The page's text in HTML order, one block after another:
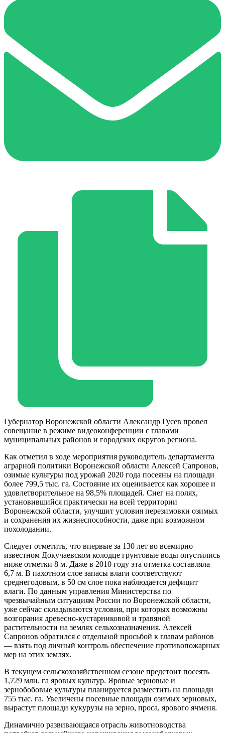
Губернатор Воронежской области Александр Гусев провел
совещание в режиме видеоконференции с главами
муниципальных районов и городских округов региона.
Как отметил в ходе мероприятия руководитель департамента
аграрной политики Воронежской области Алексей Сапронов,
озимые культуры под урожай 2020 года посеяны на площади
более 799,5 тыс. га. Состояние их оценивается как хорошее и
удовлетворительное на 98,5% площадей. Снег на полях,
установившийся практически на всей территории
Воронежской области, улучшит условия перезимовки озимых
и сохранения их жизнеспособности, даже при возможном
похолодании.
Следует отметить, что впервые за 130 лет во всемирно
известном Докучаевском колодце грунтовые воды опустились
ниже отметки 8 м. Даже в 2010 году эта отметка составляла
6,7 м. В пахотном слое запасы влаги соответствуют
среднегодовым, в 50 см слое пока наблюдается дефицит
влаги. По данным управления Министерства по
чрезвычайным ситуациям России по Воронежской области,
уже сейчас складываются условия, при которых возможны
возгорания древесно-кустарниковой и травяной
растительности на землях сельхозназначения. Алексей
Сапронов обратился с отдельной просьбой к главам районов
— взять под личный контроль обеспечение противопожарных
мер на этих землях.
В текущем сельскохозяйственном сезоне предстоит посеять
1,729 млн. га яровых культур. Яровые зерновые и
зернобобовые культуры планируется разместить на площади
755 тыс. га. Увеличены посевные площади озимых зерновых,
вырастут площади кукурузы на зерно, проса, ярового ячменя.
Динамично развивающаяся отрасль животноводства